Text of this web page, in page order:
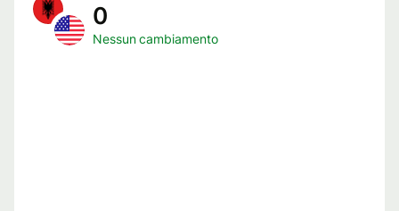
0
Nessun cambiamento